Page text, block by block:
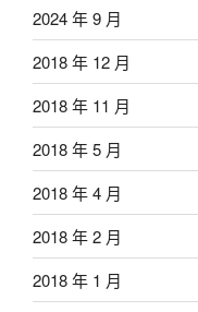
2024 年 9 月
2018 年 12 月
2018 年 11 月
2018 年 5 月
2018 年 4 月
2018 年 2 月
2018 年 1 月